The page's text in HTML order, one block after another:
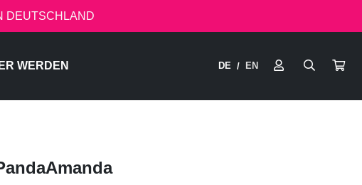
DEUTSCHLAND
WERDEN DE / EN